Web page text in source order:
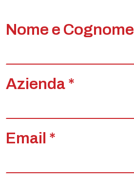
Nome e
Azienda *
Email *